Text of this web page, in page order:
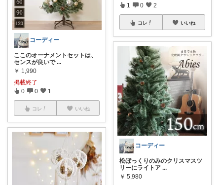
コーディー
ここのオーナメントセットは、
センスが良いで ...
￥ 1,990
掲載終了
0 0 1
コレ いいね
1 0 2
コレ いいね
コーディー
松ぼっくりのみのクリスマスツ
リーにライトア ...
￥ 5,980